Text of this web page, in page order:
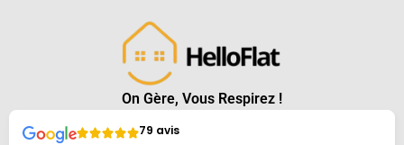
On Gère, Vous Respirez !
79 avis